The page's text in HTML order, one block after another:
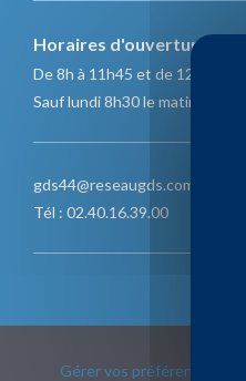
Horaires d'ouverture :
De 8h à 11h45 et de 12h45 à
Sauf lundi 8h30 le matin -
gds44@reseaugds.com
Tél : 02.40.16.39.00
Gérer vos préférences de